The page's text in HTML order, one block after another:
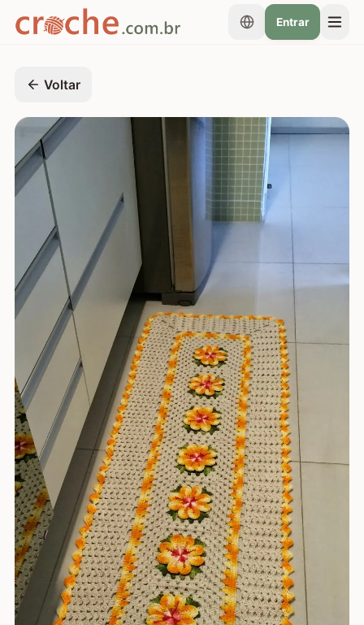
Entrar
Voltar